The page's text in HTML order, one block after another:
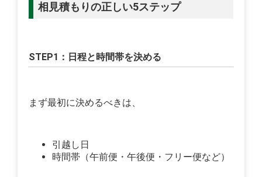
相見積もりの正しい5ステップ
STEP1：日程と時間帯を決める
まず最初に決めるべきは、
引越し日
時間帯（午前便・午後便・フリー便など）